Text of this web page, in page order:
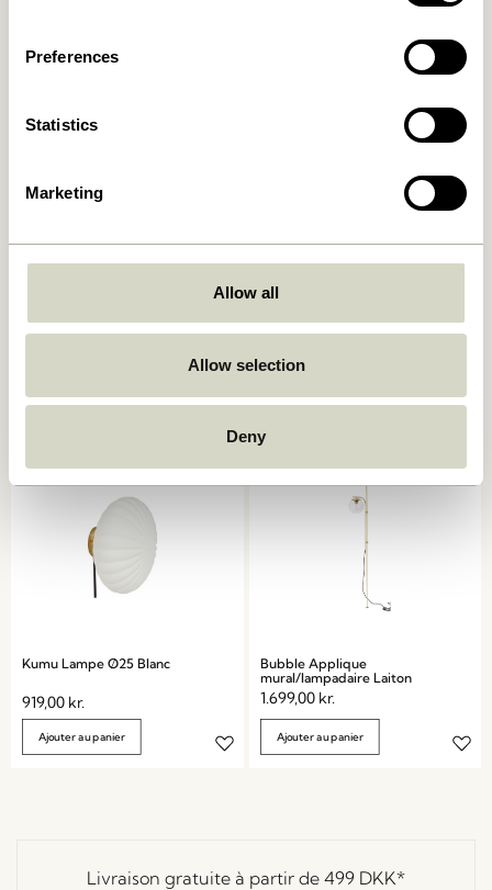
Preferences
Statistics
Marketing
Allow all
Allow selection
Deny
Ajouter au panier
Zenith Lampe murale Laiton Kumu Lampe Ø18 Blanc
859,00
Kumu Lampe Ø25 Blanc
919,00 kr.
Ajouter au panier
Bubble Applique
mural/lampadaire Laiton
1.699,00 kr.
Ajouter au panier
Livraison gratuite à partir de 499 DKK*